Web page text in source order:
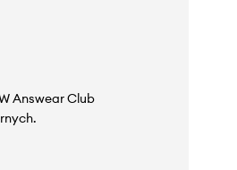
Answear Club